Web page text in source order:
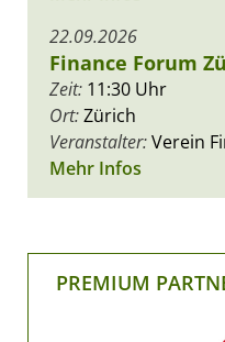
22.09.2026
Finance Forum
Zeit: 11:30 Uhr
Ort:Zürich
Veranstalter:Verein
Mehr Infos
PREMIUM